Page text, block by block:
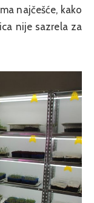
najčešće, kako
nije sazrela za